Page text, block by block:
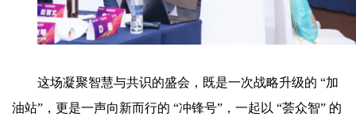
这场凝聚智慧与共识的盛会，既是一次战略升级的 “加
油站”，更是一声向新而行的 “冲锋号”，一起以 “荟众智” 的